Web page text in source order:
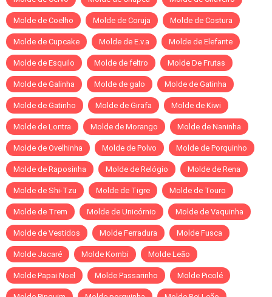
Molde de Coelho Molde de Coruja Molde de Costura
Molde de Cupcake Molde de E.v.a Molde de Elefante
Molde de Esquilo Molde de feltro Molde De Frutas
Molde de Galinha Molde de galo Molde de Gatinha
Molde de Gatinho Molde de Girafa Molde de Kiwi
Molde de Lontra Molde de Morango Molde de Naninha
Molde de Ovelhinha Molde de Polvo Molde de Porquinho
Molde de Raposinha Molde de Relógio Molde de Rena
Molde de Shi-Tzu Molde de Tigre Molde de Touro
Molde de Trem Molde de Unicórnio Molde de Vaquinha
Molde de Vestidos Molde Ferradura Molde Fusca
Molde Jacaré Molde Kombi Molde Leão
Molde Papai Noel Molde Passarinho Molde Picolé